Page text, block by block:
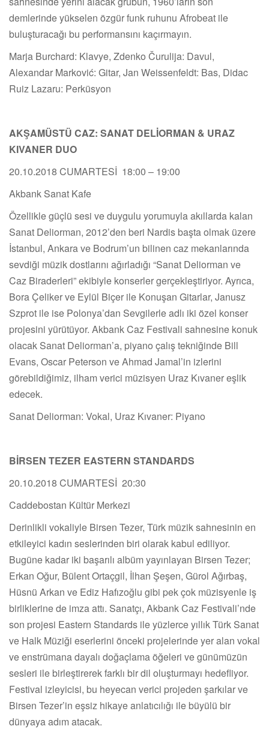
demlerinde yükselen özgür funk ruhunu Afrobeat ile
buluşturacağı bu performansını kaçırmayın.
Marja Burchard: Klavye, Zdenko Čurulija: Davul,
Alexandar Marković: Gitar, Jan Weissenfeldt: Bas, Didac
Ruiz Lazaru: Perküsyon
AKŞAMÜSTÜ CAZ: SANAT DELİORMAN & URAZ
KIVANER DUO
20.10.2018 CUMARTESİ 18:00 – 19:00
Akbank Sanat Kafe
Özellikle güçlü sesi ve duygulu yorumuyla akıllarda kalan
Sanat Deliorman, 2012’den beri Nardis başta olmak üzere
İstanbul, Ankara ve Bodrum’un bilinen caz mekanlarında
sevdiği müzik dostlarını ağırladığı “Sanat Deliorman ve
Caz Biraderleri” ekibiyle konserler gerçekleştiriyor. Ayrıca,
Bora Çeliker ve Eylül Biçer ile Konuşan Gitarlar, Janusz
Szprot ile ise Polonya’dan Sevgilerle adlı iki özel konser
projesini yürütüyor. Akbank Caz Festivali sahnesine konuk
olacak Sanat Deliorman’a, piyano çalış tekniğinde Bill
Evans, Oscar Peterson ve Ahmad Jamal’in izlerini
görebildiğimiz, ilham verici müzisyen Uraz Kıvaner eşlik
edecek.
Sanat Deliorman: Vokal, Uraz Kıvaner: Piyano
BİRSEN TEZER EASTERN STANDARDS
20.10.2018 CUMARTESİ 20:30
Caddebostan Kültür Merkezi
Derinlikli vokaliyle Birsen Tezer, Türk müzik sahnesinin en
etkileyici kadın seslerinden biri olarak kabul ediliyor.
Bugüne kadar iki başarılı albüm yayınlayan Birsen Tezer;
Erkan Oğur, Bülent Ortaçgil, İlhan Şeşen, Gürol Ağırbaş,
Hüsnü Arkan ve Ediz Hafızoğlu gibi pek çok müzisyenle iş
birliklerine de imza attı. Sanatçı, Akbank Caz Festivali’nde
son projesi Eastern Standards ile yüzlerce yıllık Türk Sanat
ve Halk Müziği eserlerini önceki projelerinde yer alan vokal
ve enstrümana dayalı doğaçlama öğeleri ve günümüzün
sesleri ile birleştirerek farklı bir dil oluşturmayı hedefliyor.
Festival izleyicisi, bu heyecan verici projeden şarkılar ve
Birsen Tezer’in eşsiz hikaye anlatıcılığı ile büyülü bir
dünyaya adım atacak.